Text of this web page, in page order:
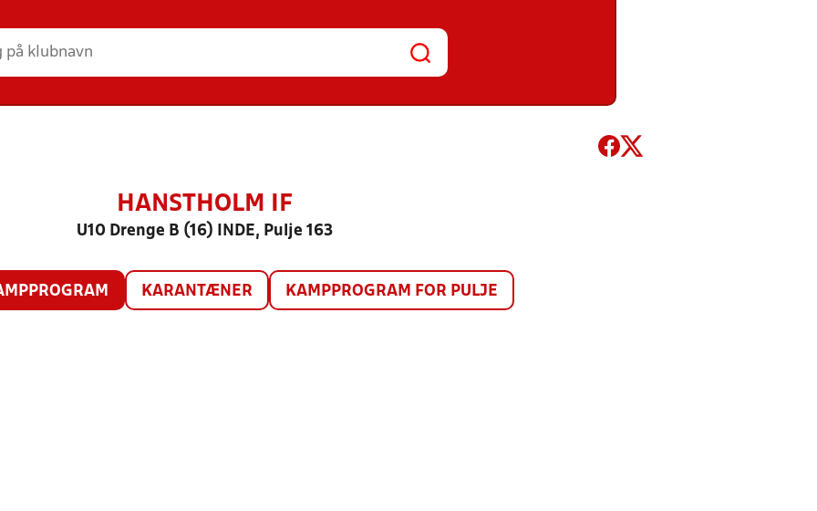
HANSTHOLM IF
U10 Drenge B (16) INDE, Pulje 163
KARANTÆNER KAMPPROGRAM FOR PULJE